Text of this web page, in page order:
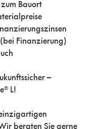
Bauort
Finanzierung)
–
L!
beraten Sie gerne